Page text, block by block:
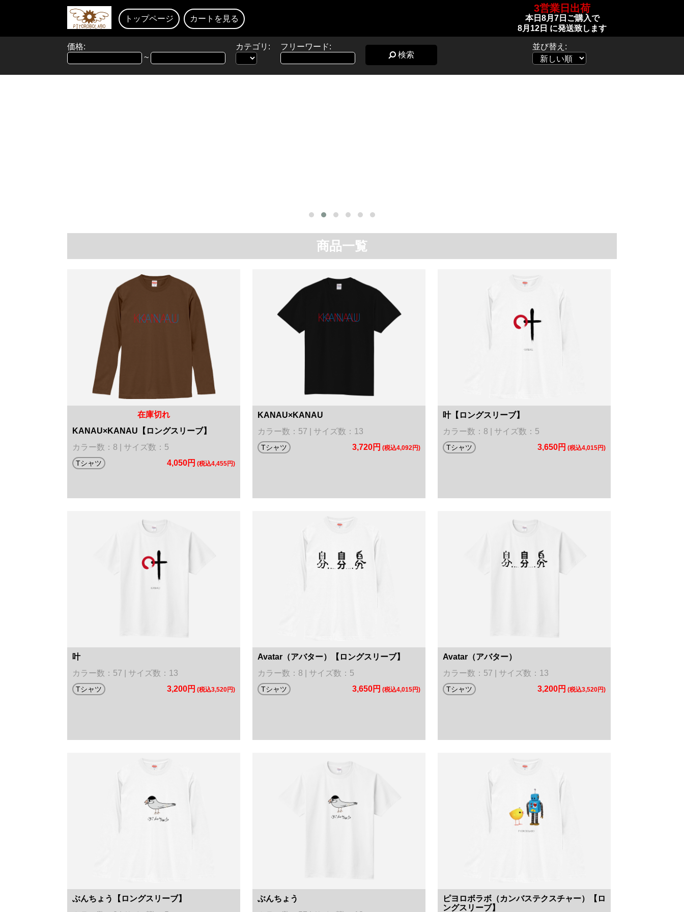
トップページ カートを見る
3営業日出荷
本日 8月7日 ご購入で
8月12日 に発送致します
価格:
~
カテゴリ:
フリーワード:
検索
並び替え:
商品一覧
在庫切れ
KANAU×KANAU【ロングスリーブ】
カラー数：8 | サイズ数：5
Tシャツ 4,050円 (税込4,455円)
KANAU×KANAU
カラー数：57 | サイズ数：13
Tシャツ 3,720円 (税込4,092円)
叶【ロングスリーブ】
カラー数：8 | サイズ数：5
Tシャツ 3,650円 (税込4,015円)
叶
カラー数：57 | サイズ数：13
Tシャツ 3,200円 (税込3,520円)
Avatar（アバター）【ロングスリーブ】
カラー数：8 | サイズ数：5
Tシャツ 3,650円 (税込4,015円)
Avatar（アバター）
カラー数：57 | サイズ数：13
Tシャツ 3,200円 (税込3,520円)
ぶんちょう【ロングスリーブ】
ぶんちょう
ピヨロボラボ（カンバステクスチャー）【ロ
ングスリーブ】